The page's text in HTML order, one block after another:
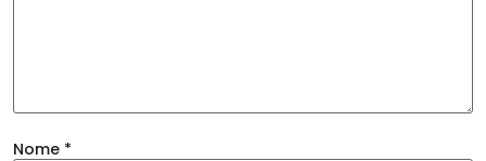
Nome *